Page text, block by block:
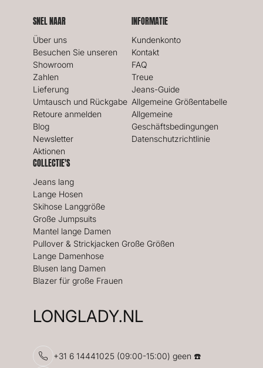
SNEL NAAR
Über uns
Besuchen Sie unseren
Showroom
Zahlen
Lieferung
Umtausch und Rückgabe
Retoure anmelden
Blog
Newsletter
Aktionen
INFORMATIE
Kundenkonto
Kontakt
FAQ
Treue
Jeans-Guide
Allgemeine Größentabelle
Allgemeine
Geschäftsbedingungen
Datenschutzrichtlinie
COLLECTIE'S
Jeans lang
Lange Hosen
Skihose Langgröße
Große Jumpsuits
Mantel lange Damen
Pullover & Strickjacken Große Größen
Lange Damenhose
Blusen lang Damen
Blazer für große Frauen
LONGLADY.NL
+31 6 14441025 (09:00-15:00) geen ☎️